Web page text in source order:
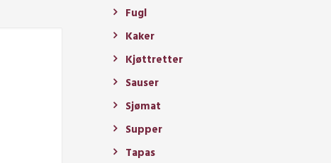
Fugl
Kaker
Kjøttretter
Sauser
Sjømat
Supper
Tapas